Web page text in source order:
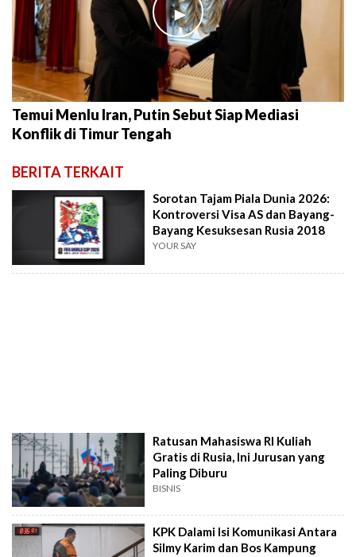
►
Temui Menlu Iran, Putin Sebut Siap Mediasi
Konflik di Timur Tengah
BERITA TERKAIT
Sorotan Tajam Piala Dunia 2026:
Kontroversi Visa AS dan Bayang-
Bayang Kesuksesan Rusia 2018
YOUR SAY
Ratusan Mahasiswa RI Kuliah
Gratis di Rusia, Ini Jurusan yang
Paling Diburu
BISNIS
KPK Dalami Isi Komunikasi Antara
Silmy Karim dan Bos Kampung